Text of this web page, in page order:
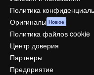
Политика
Оригиналы Новое
Политика файлов cookie
Центр доверия
Партнеры
Предприятие